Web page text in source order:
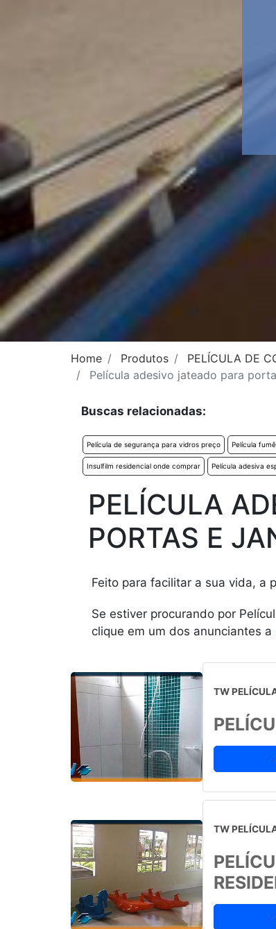
Home Produtos
PELÍCULA DE
Película adesivo jateado para
Buscas relacionadas:
Película de segurança para vidros preço Película
Insulfilm residencial onde comprar Película adesiva
PELÍCULA
PORTAS E
Feito para facilitar a sua vida, a
Se estiver procurando por
clique em um dos anunciantes a
TW
TW